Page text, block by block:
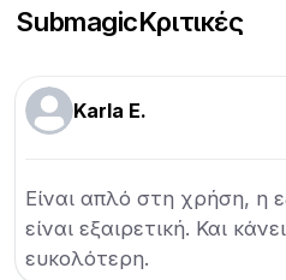
SubmagicΚριτικές
Karla E.
Είναι απλό στη χρήση, η
είναι εξαιρετική. Και
ευκολότερη.